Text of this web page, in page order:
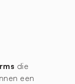
die
een